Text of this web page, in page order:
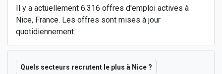
Il y a actuellement 6.316 offres d'emploi actives à
Nice, France. Les offres sont mises à jour
quotidiennement.
Quels secteurs recrutent le plus à Nice ?